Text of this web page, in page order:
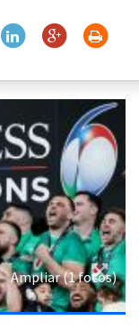
Ampliar (1 fotos)